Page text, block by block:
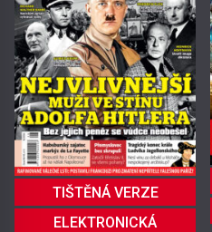
TIŠTĚNÁ VERZE
ELEKTRONICKÁ